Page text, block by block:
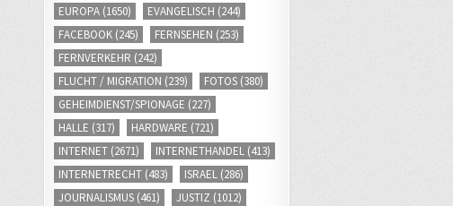
EUROPA (1650) EVANGELISCH (244)
FACEBOOK (245) FERNSEHEN (253)
FERNVERKEHR (242)
FLUCHT / MIGRATION (239) FOTOS (380)
GEHEIMDIENST/SPIONAGE (227)
HALLE (317) HARDWARE (721)
INTERNET (2671) INTERNETHANDEL (413)
INTERNETRECHT (483) ISRAEL (286)
JOURNALISMUS (461) JUSTIZ (1012)